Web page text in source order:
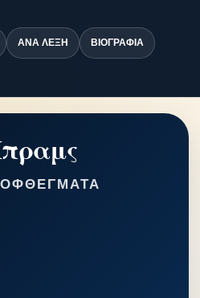
ΑΝΆ ΛΈΞΗ ΒΙΟΓΡΑΦΊΑ